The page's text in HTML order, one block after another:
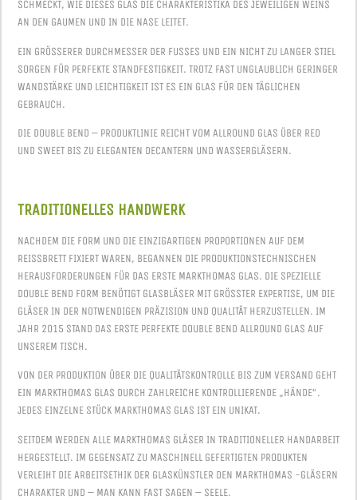
CHMECKT, WIE DIESES GLAS DIE CHARAKTERISTIKA DES JEWEILIGEN WEINS A
N DEN GAUMEN UND IN DIE NASE LEITET.
EIN GRÖSSERER DURCHMESSER DER FUSSES UND EIN NICHT ZU LANGER STIEL SO
RGEN FÜR PERFEKTE STANDFESTIGKEIT. TROTZ FAST UNGLAUBLICH GERINGER WA
NDSTÄRKE UND LEICHTIGKEIT IST ES EIN GLAS FÜR DEN TÄGLICHEN GE
BRAUCH.
DIE DOUBLE BEND – PRODUKTLINIE REICHT VOM ALLROUND GLAS ÜBER RED
UND SWEET BIS ZU ELEGANTEN DECANTERN UND WASSERGLÄSERN.
TRADITIONELLES HANDWERK
NACHDEM DIE FORM UND DIE EINZIGARTIGEN PROPORTIONEN AUF DEM
REISSBRETT FIXIERT WAREN, BEGANNEN DIE PRODUKTIONSTECHNISCHEN H
ERAUSFORDERUNGEN FÜR DAS ERSTE MARKTHOMAS GLAS. DIE SPEZIELLE D
OUBLE BEND FORM BENÖTIGT GLASBLÄSER MIT GRÖSSTER EXPERTISE, UM DIE GL
ÄSER IN DER NOTWENDIGEN PRÄZISION UND QUALITÄT HERZUSTELLEN. IM JA
HR 2015 STAND DAS ERSTE PERFEKTE DOUBLE BEND ALLROUND GLAS AUF UN
SEREM TISCH.
VON DER PRODUKTION ÜBER DIE QUALITÄTSKONTROLLE BIS ZUM VERSAND GEHT
EIN MARKTHOMAS GLAS DURCH ZAHLREICHE KONTROLLIERENDE „HÄNDE“.
JEDES EINZELNE STÜCK MARKTHOMAS GLAS IST EIN UNIKAT.
SEITDEM WERDEN ALLE MARKTHOMAS GLÄSER IN TRADITIONELLER HANDARBEIT
HERGESTELLT. IM GEGENSATZ ZU MASCHINELL GEFERTIGTEN PRODUKTEN
VERLEIHT DIE ARBEITSETHIK DER GLASKÜNSTLER DEN MARKTHOMAS -GLÄSERN
CHARAKTER UND – MAN KANN FAST SAGEN – SEELE.